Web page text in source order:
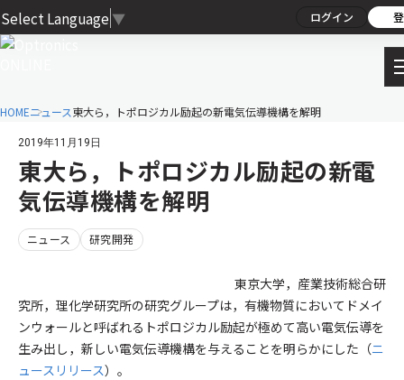
Select Language ▼ ログイン
HOMEニュース東大ら，トポロジカル励起の新電気伝導機構を解明
2019年11月19日
東大ら，トポロジカル励起の新電
気伝導機構を解明
ニュース 研究開発
東京大学，産業技術総合研
究所，理化学研究所の研究グループは，有機物質においてドメイ
ンウォールと呼ばれるトポロジカル励起が極めて高い電気伝導を
生み出し，新しい電気伝導機構を与えることを明らかにした（ニ
ュースリリース）。